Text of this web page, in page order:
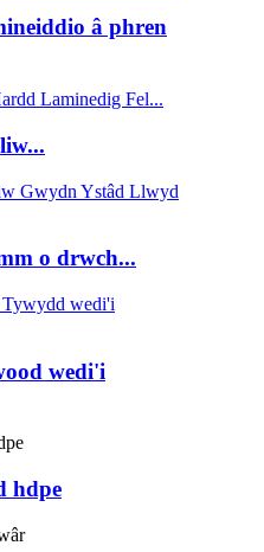
â phren
o drwch...
wedi'i
hdpe